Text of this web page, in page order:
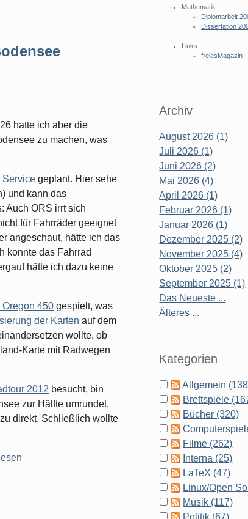
hatte ich aber die
zu machen, was
Service geplant. Hier sehe
und kann das
Auch ORS irrt sich
für Fahrräder geeignet
angeschaut, hätte ich das
konnte das Fahrrad
hätte ich dazu keine
Oregon 450 gespielt, was
der Karten auf dem
wollte, ob
Karte mit Radwegen
2012 besucht, bin
zur Hälfte umrundet.
direkt. Schließlich wollte
Mathematik
Diplomarbeit
Dissertation
Links
freiesMagazin
Archiv
August 2026 (1)
Juli 2026 (1)
Juni 2026 (2)
Mai 2026 (4)
April 2026 (1)
Februar 2026 (1)
Januar 2026 (1)
Dezember 2025 (2)
November 2025 (4)
Oktober 2025 (2)
September 2025 (1)
Das Neueste ...
Älteres ...
Kategorien
Allgemein
Brettspiele
Bücher (320)
Filme (262)
Interna (25)
LaTeX (47)
Linux/Open
Musik (117)
Politik (67)